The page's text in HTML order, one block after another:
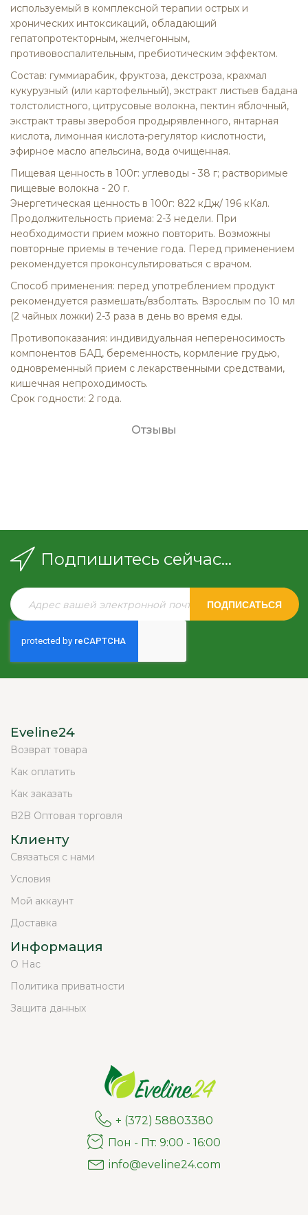
используемый в комплексной терапии острых и
хронических интоксикаций, обладающий
гепатопротекторным, желчегонным,
противовоспалительным, пребиотическим эффектом.
Состав: гуммиарабик, фруктоза, декстроза, крахмал
кукурузный (или картофельный), экстракт листьев бадана
толстолистного, цитрусовые волокна, пектин яблочный,
экстракт травы зверобоя продырявленного, янтарная
кислота, лимонная кислота-регулятор кислотности,
эфирное масло апельсина, вода очищенная.
Пищевая ценность в 100г: углеводы - 38 г; растворимые
пищевые волокна - 20 г.
Энергетическая ценность в 100г: 822 кДж/ 196 кКал.
Продолжительность приема: 2-3 недели. При
необходимости прием можно повторить. Возможны
повторные приемы в течение года. Перед применением
рекомендуется проконсультироваться с врачом.
Способ применения: перед употреблением продукт
рекомендуется размешать/взболтать. Взрослым по 10 мл
(2 чайных ложки) 2-3 раза в день во время еды.
Противопоказания: индивидуальная непереносимость
компонентов БАД, беременность, кормление грудью,
одновременный прием с лекарственными средствами,
кишечная непроходимость.
Срок годности: 2 года.
Отзывы
Подпишитесь сейчас...
ПОДПИСАТЬСЯ
Eveline24
Возврат товара
Как оплатить
Как заказать
B2B Оптовая торговля
Клиенту
Связаться с нами
Условия
Мой аккаунт
Доставка
Информация
О Нас
Политика приватности
Защита данных
+ (372) 58803380
Пон - Пт: 9:00 - 16:00
info@eveline24.com